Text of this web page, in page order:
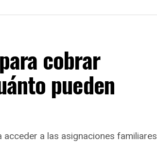
cobrar
pueden
acceder a las asignaciones familiares